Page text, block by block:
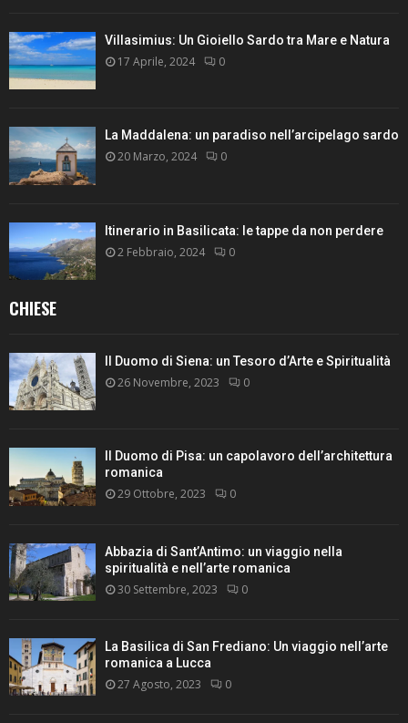
Villasimius: Un Gioiello Sardo tra Mare e Natura
17 Aprile, 2024 0
La Maddalena: un paradiso nell’arcipelago sardo
20 Marzo, 2024 0
Itinerario in Basilicata: le tappe da non perdere
2 Febbraio, 2024 0
CHIESE
Il Duomo di Siena: un Tesoro d’Arte e Spiritualità
26 Novembre, 2023 0
Il Duomo di Pisa: un capolavoro dell’architettura
romanica
29 Ottobre, 2023 0
Abbazia di Sant’Antimo: un viaggio nella
spiritualità e nell’arte romanica
30 Settembre, 2023 0
La Basilica di San Frediano: Un viaggio nell’arte
romanica a Lucca
27 Agosto, 2023 0